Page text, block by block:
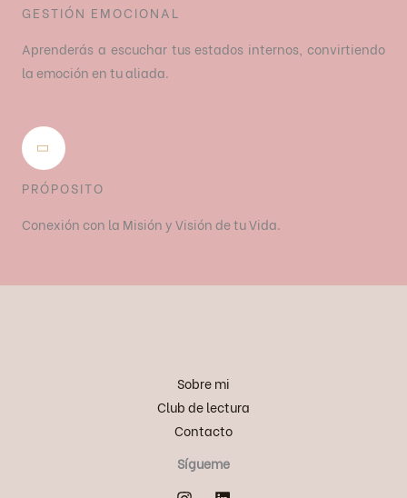
GESTIÓN EMOCIONAL
Aprenderás a escuchar tus estados internos, convirtiendo
la emoción en tu aliada.
PRÓPOSITO
Conexión con la Misión y Visión de tu Vida.
Sobre mi
Club de lectura
Contacto
Sígueme